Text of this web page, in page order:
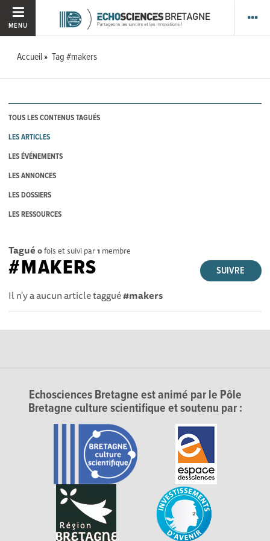
MENU
Accueil Tag #makers
TOUS LES CONTENUS TAGUÉS
LES ARTICLES
LES ÉVÉNEMENTS
LES ANNONCES
LES DOSSIERS
LES RESSOURCES
Tagué 0fois et suivi par1 membre
SUIVRE
#MAKERS
Il n'y a aucun article taggué#makers
Echosciences Bretagne est animé par le Pôle
Bretagne culture scientifique et soutenu par :